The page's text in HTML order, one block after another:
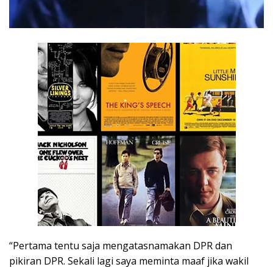
“Pertama tentu saja mengatasnamakan DPR dan
pikiran DPR. Sekali lagi saya meminta maaf jika wakil